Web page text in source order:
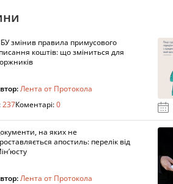
змінив правила примусового
коштів: що зміниться для
Лента от Протокола
237Коментарі:0
на яких не
апостиль: перелік від
Лента от Протокола